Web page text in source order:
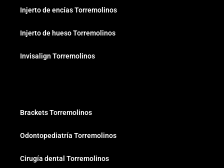
Injerto de encías Torremolinos
Injerto de hueso Torremolinos
Invisalign Torremolinos
Brackets Torremolinos
Odontopediatría Torremolinos
Cirugía dental Torremolinos